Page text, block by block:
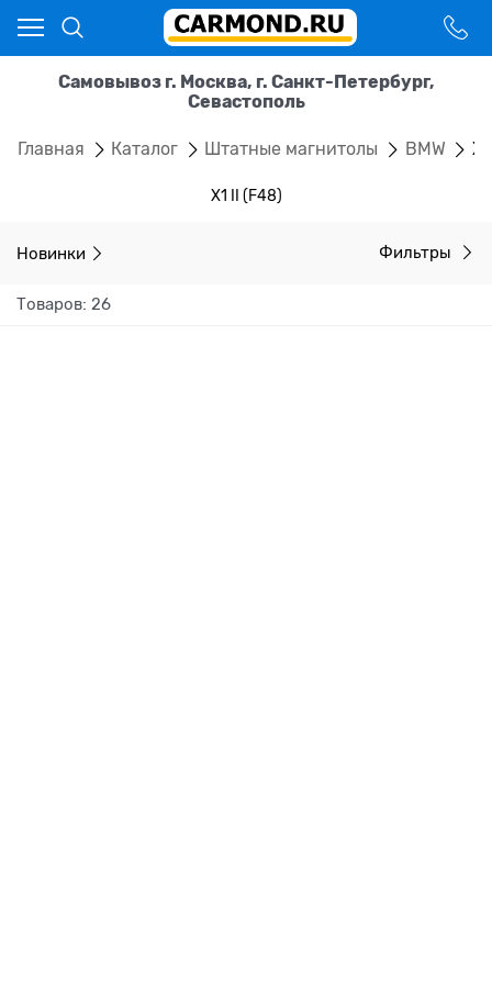
Самовывоз г. Москва, г. Санкт-Петербург,
Севастополь
Главная Каталог Штатные магнитолы BMW
X1 II (F48)
Новинки Фильтры
Товаров: 26